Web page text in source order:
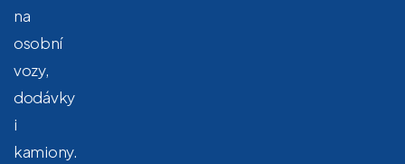
na
osobní
vozy,
dodávky
i
kamiony.